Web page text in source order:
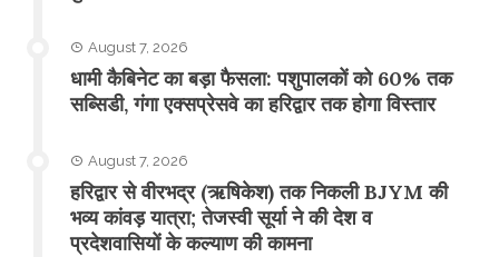
August 7, 2026
​धामी कैबिनेट का बड़ा फैसला: पशुपालकों को 60% तक
सब्सिडी, गंगा एक्सप्रेसवे का हरिद्वार तक होगा विस्तार
August 7, 2026
​हरिद्वार से वीरभद्र (ऋषिकेश) तक निकली BJYM की
भव्य कांवड़ यात्रा; तेजस्वी सूर्या ने की देश व
प्रदेशवासियों के कल्याण की कामना